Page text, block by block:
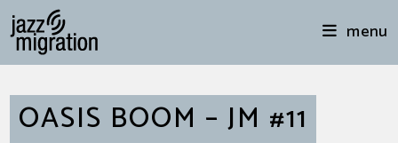
menu
OASIS BOOM – JM #11